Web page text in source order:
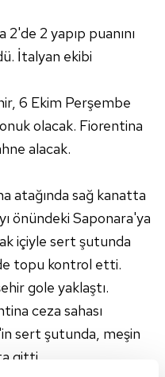
2 yapıp puanını
İtalyan ekibi
6 Ekim Perşembe
olacak. Fiorentina
alacak.
atağında sağ kanatta
önündeki Saponara'ya
içiyle sert şutunda
topu kontrol etti.
gole yaklaştı.
ceza sahası
sert şutunda, meşin
gitti.